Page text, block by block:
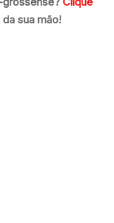
sua mão!